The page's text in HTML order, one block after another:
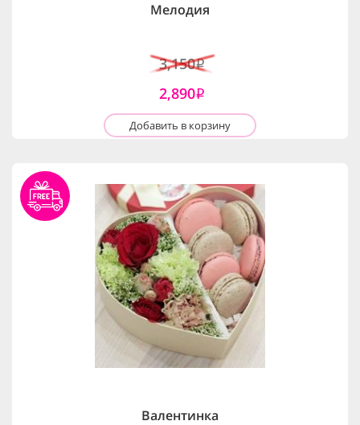
Мелодия
3,150i
2,890i
Добавить в корзину
Валентинка